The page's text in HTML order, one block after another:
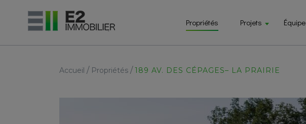
Propriétés Projets Équipe
Accueil / Propriétés /189 AV. DES CÉPAGES– LA PRAIRIE